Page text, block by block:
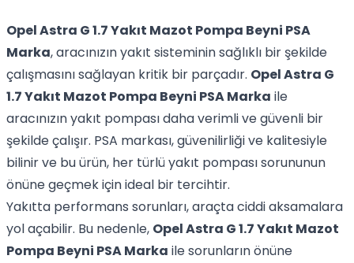
Opel Astra G 1.7 Yakıt Mazot Pompa Beyni PSA
Marka, aracınızın yakıt sisteminin sağlıklı bir şekilde
çalışmasını sağlayan kritik bir parçadır. Opel Astra G
1.7 Yakıt Mazot Pompa Beyni PSA Marka ile
aracınızın yakıt pompası daha verimli ve güvenli bir
şekilde çalışır. PSA markası, güvenilirliği ve kalitesiyle
bilinir ve bu ürün, her türlü yakıt pompası sorununun
önüne geçmek için ideal bir tercihtir.
Yakıtta performans sorunları, araçta ciddi aksamalara
yol açabilir. Bu nedenle, Opel Astra G 1.7 Yakıt Mazot
Pompa Beyni PSA Marka ile sorunların önüne